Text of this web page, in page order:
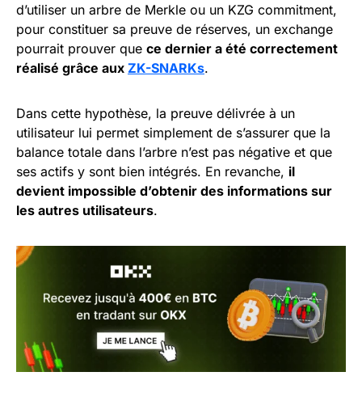
d’utiliser un arbre de Merkle ou un KZG commitment,
pour constituer sa preuve de réserves, un exchange
pourrait prouver que ce dernier a été correctement
réalisé grâce aux ZK-SNARKs.
Dans cette hypothèse, la preuve délivrée à un
utilisateur lui permet simplement de s’assurer que la
balance totale dans l’arbre n’est pas négative et que
ses actifs y sont bien intégrés. En revanche, il
devient impossible d’obtenir des informations sur
les autres utilisateurs.